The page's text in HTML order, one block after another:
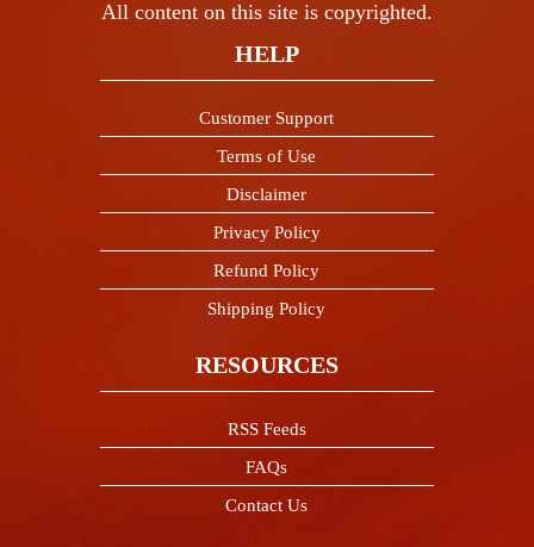
All content on this site is copyrighted.
HELP
Customer Support
Terms of Use
Disclaimer
Privacy Policy
Refund Policy
Shipping Policy
RESOURCES
RSS Feeds
FAQs
Contact Us